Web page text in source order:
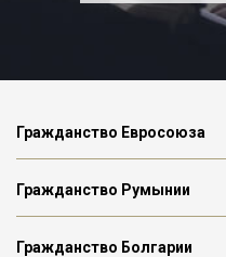
Гражданство Евросоюза
Гражданство Румынии
Гражданство Болгарии